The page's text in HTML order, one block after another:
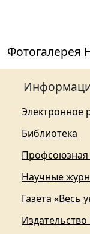
Фотогалерея
Электронное
Библиотека
Профсоюзная
Научные
Газета «Весь